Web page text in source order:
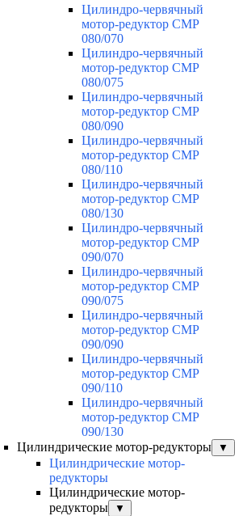
Цилиндро-червячный
мотор-редуктор CMP
080/070
Цилиндро-червячный
мотор-редуктор CMP
080/075
Цилиндро-червячный
мотор-редуктор CMP
080/090
Цилиндро-червячный
мотор-редуктор CMP
080/110
Цилиндро-червячный
мотор-редуктор CMP
080/130
Цилиндро-червячный
мотор-редуктор CMP
090/070
Цилиндро-червячный
мотор-редуктор CMP
090/075
Цилиндро-червячный
мотор-редуктор CMP
090/090
Цилиндро-червячный
мотор-редуктор CMP
090/110
Цилиндро-червячный
мотор-редуктор CMP
090/130
Цилиндрические мотор-редукторы
▼
Цилиндрические мотор-
редукторы
Цилиндрические мотор-
редукторы
▼